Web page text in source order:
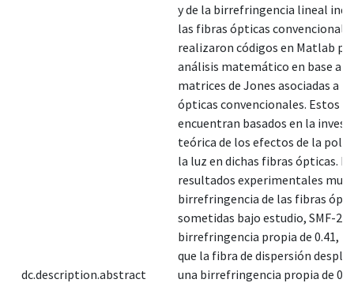
dc.description.abstract
y de la birrefringencia lineal
las fibras ópticas
realizaron códigos en Matlab
análisis matemático en base a
matrices de Jones asociadas a
ópticas convencionales. Estos se
encuentran basados en la
teórica de los efectos de la
la luz en dichas fibras ópticas.
resultados experimentales
birrefringencia de las fibras
sometidas bajo estudio, SMF-28
birrefringencia propia de 0.41,
que la fibra de dispersión
una birrefringencia propia de